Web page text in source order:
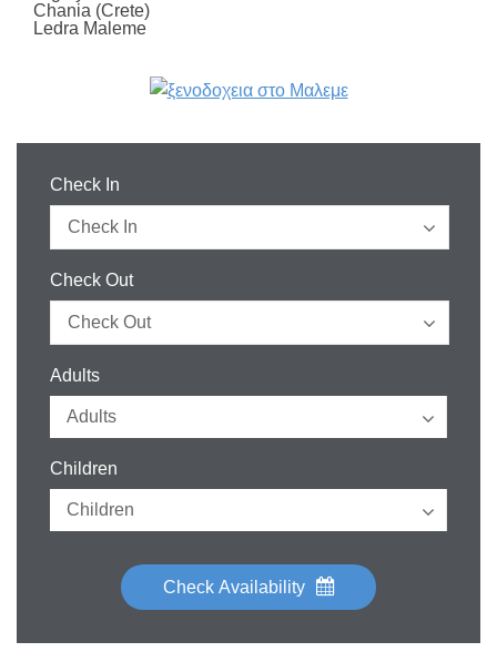
Chania (Crete)
Ledra Maleme
Check In
Check Out
Adults
Children
Check Availability